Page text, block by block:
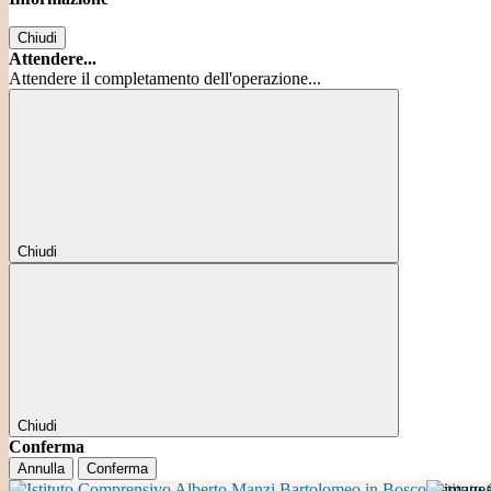
Chiudi
Attendere...
Attendere il completamento dell'operazione...
Chiudi
Chiudi
Conferma
Annulla Conferma